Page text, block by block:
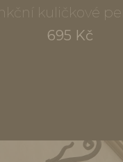
kuličkové
695 Kč